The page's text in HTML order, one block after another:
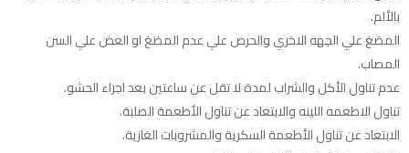
بالألم.
المضغ علي الجهه الاخري والحرص علي عدم المضغ او العض علي السن
المصاب.
عدم تناول الأكل والشراب لمدة لا تقل عن ساعتين بعد اجراء الحشو.
تناول الاطعمه اللينه والابتعاد عن تناول الأطعمة الصلبة.
الابتعاد عن تناول الأطعمة السكرية والمشروبات الغازية.